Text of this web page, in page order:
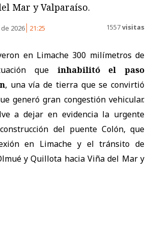
Mar y Valparaíso.
2026 21:25 1557visitas
en Limache 300 milímetros de
que inhabilitó el paso
, una vía de tierra que se convirtió
generó gran congestión vehicular.
a dejar en evidencia la urgente
del puente Colón, que
en Limache y el tránsito de
y Quillota hacia Viña del Mar y